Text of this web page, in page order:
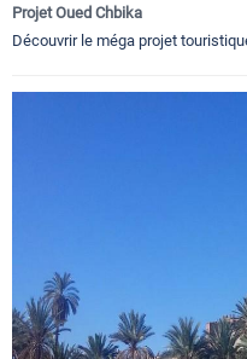
Projet Oued Chbika
Découvrir le méga projet